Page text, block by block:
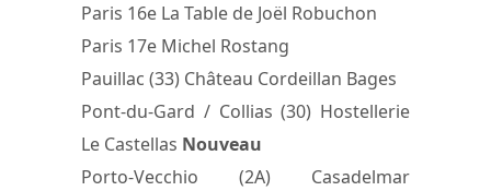
Paris 16e La Table de Joël Robuchon
Paris 17e Michel Rostang
Pauillac (33) Château Cordeillan Bages
Pont-du-Gard / Collias (30) Hostellerie
Le Castellas Nouveau
Porto-Vecchio (2A) Casadelmar